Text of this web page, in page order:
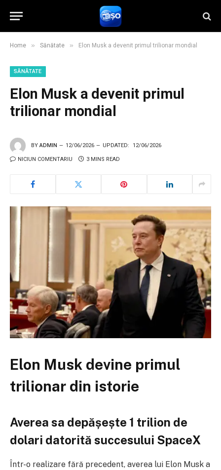
Home » Sănătate » Elon Musk a devenit primul trilionar mondial
SĂNĂTATE
Elon Musk a devenit primul
trilionar mondial
BY ADMIN 12/06/2026 UPDATED: 12/06/2026
NICIUN COMENTARIU 3 MINS READ
Elon Musk devine primul
trilionar din istorie
Averea sa depășește 1 trilion de
dolari datorită succesului SpaceX
Într-o realizare fără precedent, averea lui Elon Musk a